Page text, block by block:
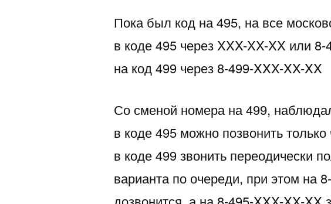
Пока был код на 495, на все
в коде 495 через XXX-XX-XX или
на код 499 через 8-499-XXX-XX-XX
Со сменой номера на 499,
в коде 495 можно позвонить
в коде 499 звонить переодически
варианта по очереди, при этом на